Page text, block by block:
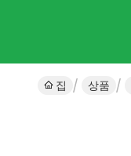
집 상품